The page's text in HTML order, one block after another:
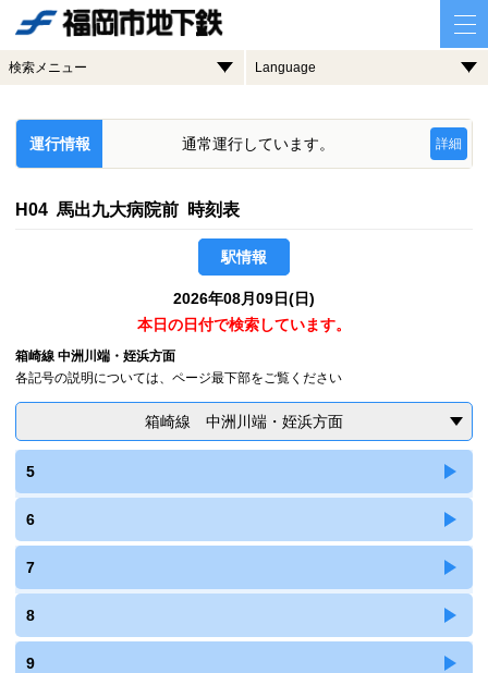
検索メニュー Language
運行情報 通常運行しています。 詳細
H04 馬出九大病院前 時刻表
駅情報
2026年08月09日(日)
本日の日付で検索しています。
箱崎線 中洲川端・姪浜方面
各記号の説明については、ページ最下部をご覧ください
箱崎線 中洲川端・姪浜方面
5
6
7
8
9